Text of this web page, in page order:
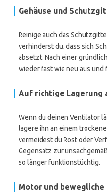
Gehäuse und
Reinige auch das
verhinderst du, dass sich
absetzt. Nach einer
wieder fast wie neu aus und
Auf richtige Lagerung
Wenn du deinen Ventilator
lagere ihn an einem
vermeidest du Rost oder
Gegensatz zur
so länger funktionstüchtig.
Motor und